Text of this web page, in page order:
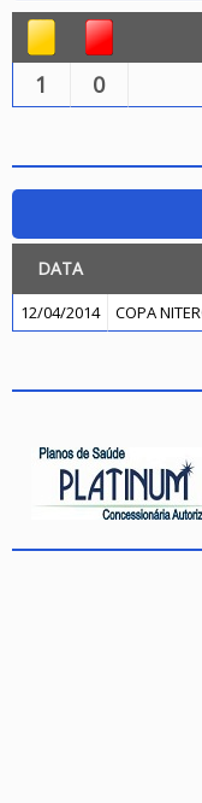
1 0
DATA
12/04/2014 COPA